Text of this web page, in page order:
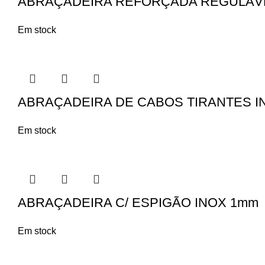
Em stock
ABRAÇADEIRA DE CABOS TIRANTES
Em stock
ABRAÇADEIRA C/ ESPIGÃO INOX 1mm
Em stock